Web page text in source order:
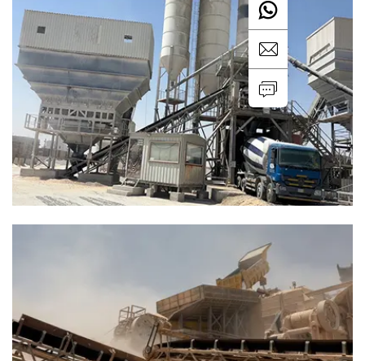
لمدة سنة واحدة لحزام حجر
المحجر
كان عمر الحزام الأصلي 2-3 أشهر فقط، ونحن نستخدم
EP900/3P*20 MPA+وصل حر مطاطي محلي من السعودية، ما
يحسّن العمر الافتراضي إلى سنة واحدة.
مصممة لتلبية احتياجاتك